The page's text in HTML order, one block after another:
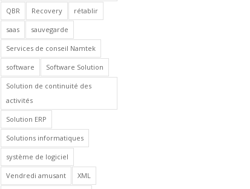
QBR Recovery rétablir
saas sauvegarde
Services de conseil Namtek
software Software Solution
Solution de continuité des
activités
Solution ERP
Solutions informatiques
système de logiciel
Vendredi amusant XML